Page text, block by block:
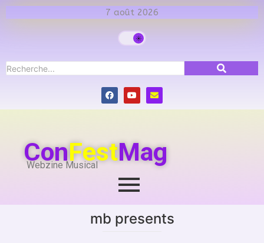
7 août 2026
ConFestMag
Webzine Musical
mb presents